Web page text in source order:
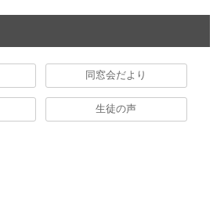
同窓会だより
生徒の声